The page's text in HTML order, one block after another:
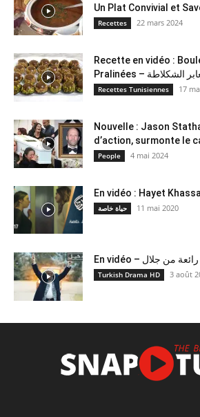
Un Plat Convivial et
Recettes 22 mars 2024
Recette en vidéo :
Recettes Tunisiennes 17
Nouvelle : Jason
d’action, surmonte le
People 4 mai 2024
حياة خاصة 11 mai 2020
Turkish Drama HD 3 août